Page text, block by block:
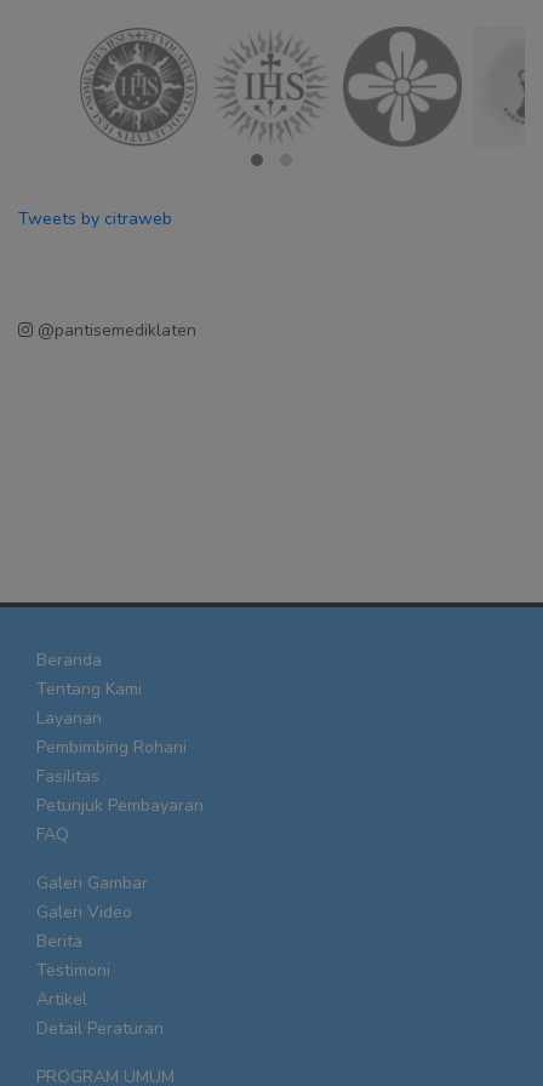
Tweets by citraweb
@pantisemediklaten
Beranda
Tentang Kami
Layanan
Pembimbing Rohani
Fasilitas
Petunjuk Pembayaran
FAQ
Galeri Gambar
Galeri Video
Berita
Testimoni
Artikel
Detail Peraturan
PROGRAM UMUM